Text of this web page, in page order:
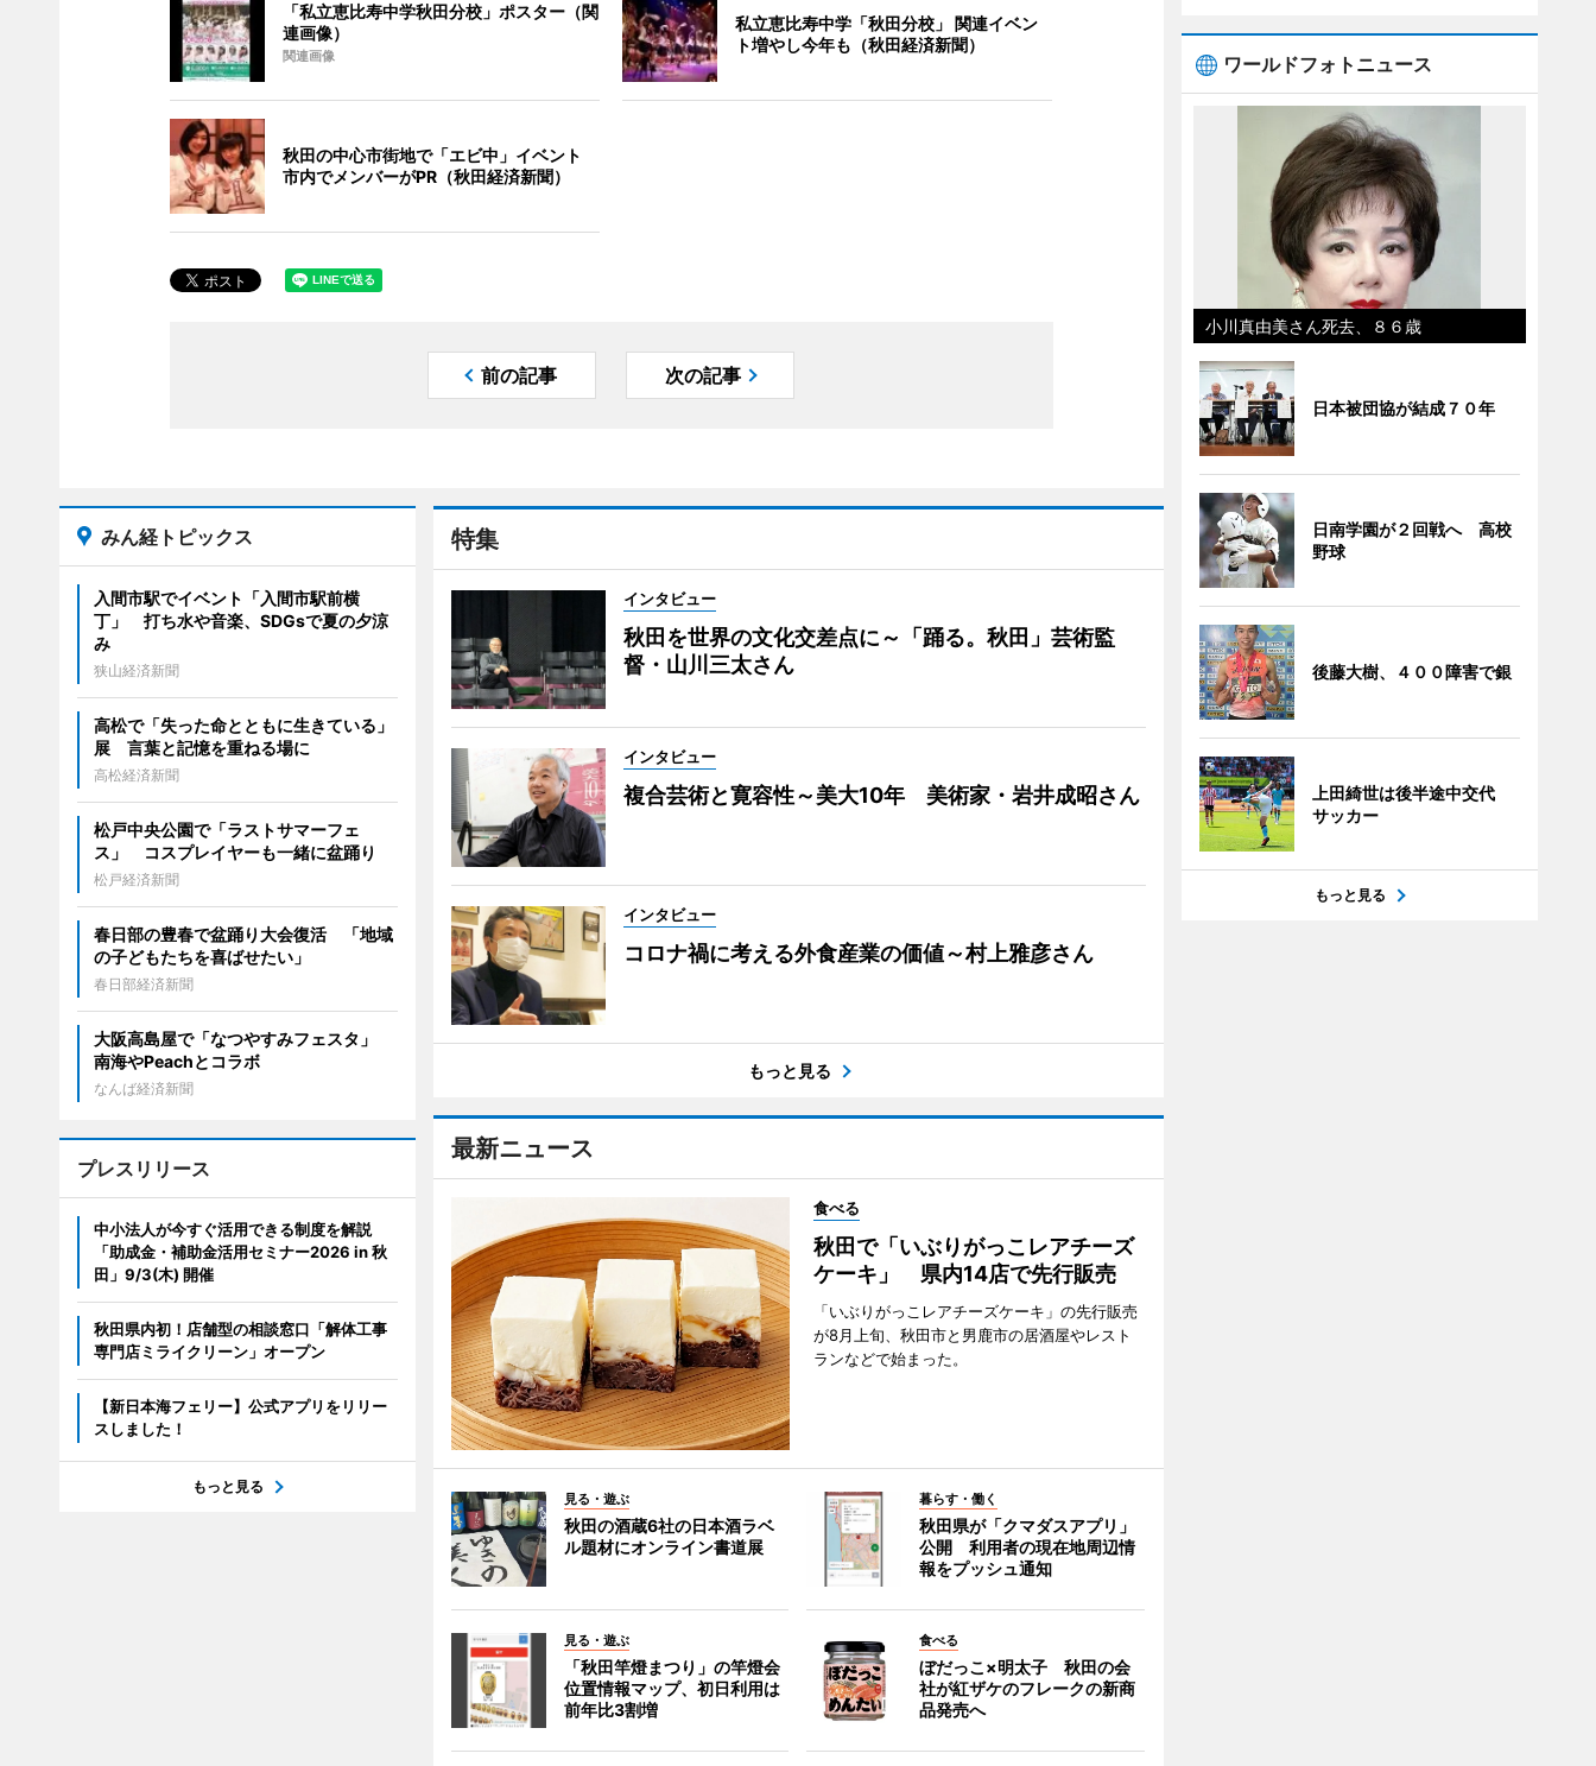
「私立恵比寿中学秋田分校」ポスター（関
連画像）
関連画像
私立恵比寿中学「秋田分校」 関連イベン
ト増やし今年も（秋田経済新聞）
秋田の中心市街地で「エビ中」イベント
市内でメンバーがPR（秋田経済新聞）
前の記事 次の記事
特集
インタビュー
秋田を世界の文化交差点に～「踊る。秋田」芸術監
督・山川三太さん
インタビュー
複合芸術と寛容性～美大10年 美術家・岩井成昭さん
インタビュー
コロナ禍に考える外食産業の価値～村上雅彦さん
もっと見る
最新ニュース
食べる
秋田で「いぶりがっこレアチーズ
ケーキ」 県内14店で先行販売
「いぶりがっこレアチーズケーキ」の先行販売
が8月上旬、秋田市と男鹿市の居酒屋やレスト
ランなどで始まった。
見る・遊ぶ
秋田の酒蔵6社の日本酒ラベ
ル題材にオンライン書道展
暮らす・働く
秋田県が「クマダスアプリ」
公開 利用者の現在地周辺情
報をプッシュ通知
見る・遊ぶ
「秋田竿燈まつり」の竿燈会
位置情報マップ、初日利用は
前年比3割増
食べる
ぼだっこ×明太子 秋田の会
社が紅ザケのフレークの新商
品発売へ
みん経トピックス
入間市駅でイベント「入間市駅前横
丁」 打ち水や音楽、SDGsで夏の夕涼
み
狭山経済新聞
高松で「失った命とともに生きている」
展 言葉と記憶を重ねる場に
高松経済新聞
松戸中央公園で「ラストサマーフェ
ス」 コスプレイヤーも一緒に盆踊り
松戸経済新聞
春日部の豊春で盆踊り大会復活 「地域
の子どもたちを喜ばせたい」
春日部経済新聞
大阪高島屋で「なつやすみフェスタ」
南海やPeachとコラボ
なんば経済新聞
プレスリリース
中小法人が今すぐ活用できる制度を解説
「助成金・補助金活用セミナー2026 in 秋
田」9/3(木) 開催
秋田県内初！店舗型の相談窓口「解体工事
専門店ミライクリーン」オープン
【新日本海フェリー】公式アプリをリリー
スしました！
もっと見る
ワールドフォトニュース
小川真由美さん死去、８６歳
日本被団協が結成７０年
日南学園が２回戦へ 高校
野球
後藤大樹、４００障害で銀
上田綺世は後半途中交代
サッカー
もっと見る